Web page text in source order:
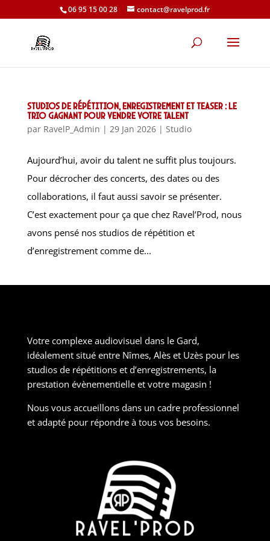
06 95 15 00 28 contact@ravelprod.fr
Studios de répétition, enregistrement et teaser : le
trio gagnant pour vendre votre talent
par RavelP_Admin | 29 Jan 2026| Studio
Aujourd’hui, avoir du talent ne suffit plus toujours.
Pour décrocher des concerts, des dates ou des
collaborations, il faut aussi savoir se présenter.
C’est exactement pour ça que chez Ravel’Prod, nous
avons pensé nos studios de répétition et
d’enregistrement comme de...
Votre complexe audiovisuel dans le Gard,
idéalement situé entre Nîmes, Alès et Uzès pour les
studios de répétitions et d’enregistrements, la
prestation évènementielle et votre magasin !
Nous vous accueillons dans un cadre professionnel
et adapté pour répondre à tous vos besoins.